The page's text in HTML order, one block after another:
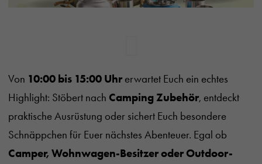
Von 10:00 bis 15:00 Uhr erwartet Euch ein echtes
Highlight: Stöbert nach Camping Zubehör, entdeckt
praktische Ausrüstung oder sichert Euch besondere
Schnäppchen für Euer nächstes Abenteuer. Egal ob
Camper, Wohnwagen-Besitzer oder Outdoor-